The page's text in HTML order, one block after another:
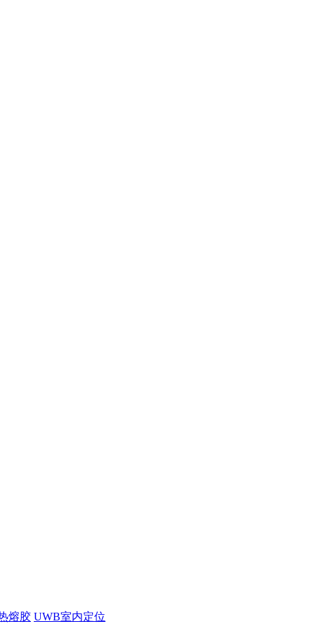
熔胶 UWB室内定位